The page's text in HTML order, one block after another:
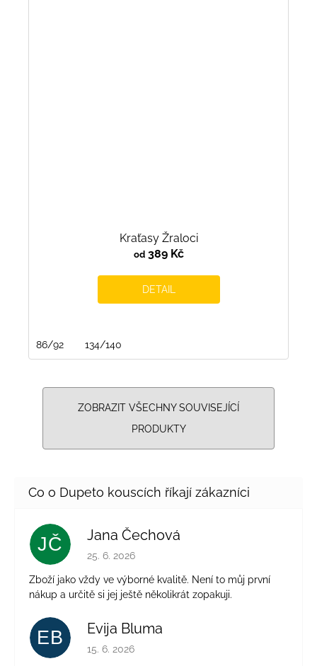
Kraťasy Žraloci
od389 Kč
DETAIL
86/92 134/140
ZOBRAZIT VŠECHNY SOUVISEJÍCÍ
PRODUKTY
JČ Jana Čechová
Hodnocení obchodu je 5 z 5 hvězdiček.
25. 6. 2026
Zboží jako vždy ve výborné kvalitě. Není to můj první
nákup a určitě si jej ještě několikrát zopakuji.
EB Evija Bluma
Hodnocení obchodu je 5 z 5 hvězdiček.
15. 6. 2026